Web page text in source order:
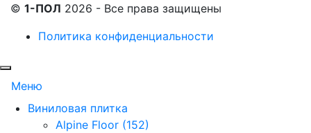
© 1-ПОЛ 2026 - Все права защищены
Политика конфиденциальности
Меню
Виниловая плитка
Alpine Floor (152)